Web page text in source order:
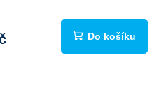
Do košíku